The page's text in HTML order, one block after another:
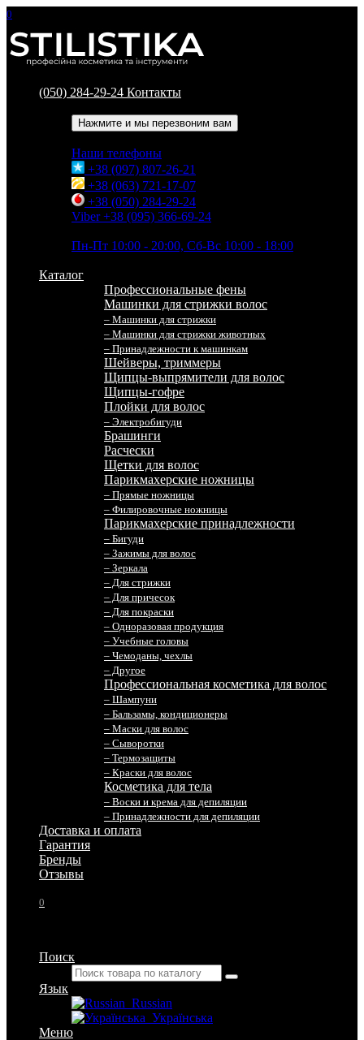
0
(050) 284-29-24 Контакты
Нажмите и мы перезвоним вам
Наши телефоны
+38 (097) 807-26-21
+38 (063) 721-17-07
+38 (050) 284-29-24
Viber +38 (095) 366-69-24
Пн-Пт 10:00 - 20:00, Сб-Вс 10:00 - 18:00
Каталог
Профессиональные фены
Машинки для стрижки волос
– Машинки для стрижки
– Машинки для стрижки животных
– Принадлежности к машинкам
Шейверы, триммеры
Щипцы-выпрямители для волос
Щипцы-гофре
Плойки для волос
– Электробигуди
Брашинги
Расчески
Щетки для волос
Парикмахерские ножницы
– Прямые ножницы
– Филировочные ножницы
Парикмахерские принадлежности
– Бигуди
– Зажимы для волос
– Зеркала
– Для стрижки
– Для причесок
– Для покраски
– Одноразовая продукция
– Учебные головы
– Чемоданы, чехлы
– Другое
Профессиональная косметика для волос
– Шампуни
– Бальзамы, кондиционеры
– Маски для волос
– Сыворотки
– Термозащиты
– Краски для волос
Косметика для тела
– Воски и крема для депиляции
– Принадлежности для депиляции
Доставка и оплата
Гарантия
Бренды
Отзывы
0
Поиск
Язык
Russian
Українська
Меню